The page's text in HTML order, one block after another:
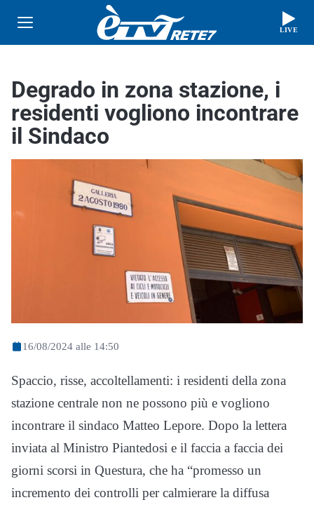
LIVE
Degrado in zona stazione, i
residenti vogliono incontrare
il Sindaco
16/08/2024 alle 14:50
Spaccio, risse, accoltellamenti: i residenti della zona
stazione centrale non ne possono più e vogliono
incontrare il sindaco Matteo Lepore. Dopo la lettera
inviata al Ministro Piantedosi e il faccia a faccia dei
giorni scorsi in Questura, che ha “promesso un
incremento dei controlli per calmierare la diffusa